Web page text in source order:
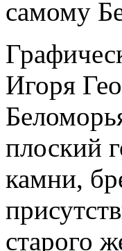
самому
Игоря
плоский
камни,
старого